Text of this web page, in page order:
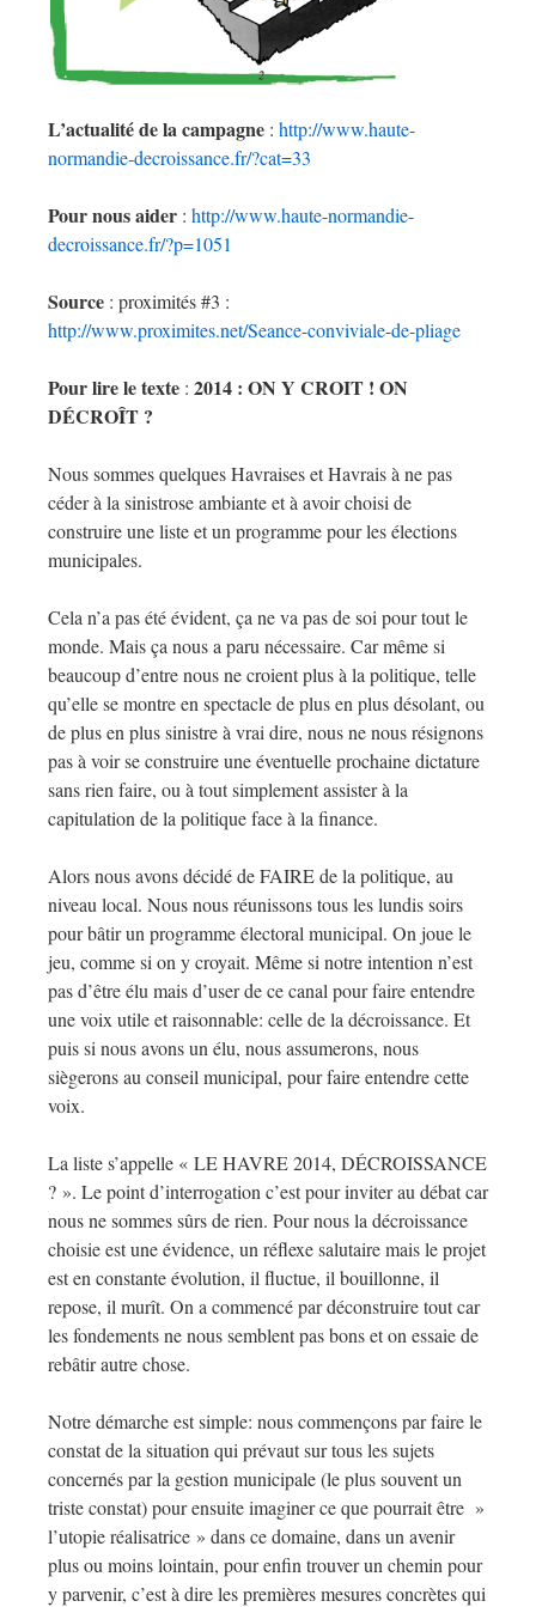
L’actualité de la campagne : http://www.haute-
normandie-decroissance.fr/?cat=33
Pour nous aider : http://www.haute-normandie-
decroissance.fr/?p=1051
Source : proximités #3 :
http://www.proximites.net/Seance-conviviale-de-pliage
Pour lire le texte : 2014 : ON Y CROIT ! ON
DÉCROÎT ?
Nous sommes quelques Havraises et Havrais à ne pas
céder à la sinistrose ambiante et à avoir choisi de
construire une liste et un programme pour les élections
municipales.
Cela n’a pas été évident, ça ne va pas de soi pour tout le
monde. Mais ça nous a paru nécessaire. Car même si
beaucoup d’entre nous ne croient plus à la politique, telle
qu’elle se montre en spectacle de plus en plus désolant, ou
de plus en plus sinistre à vrai dire, nous ne nous résignons
pas à voir se construire une éventuelle prochaine dictature
sans rien faire, ou à tout simplement assister à la
capitulation de la politique face à la finance.
Alors nous avons décidé de FAIRE de la politique, au
niveau local. Nous nous réunissons tous les lundis soirs
pour bâtir un programme électoral municipal. On joue le
jeu, comme si on y croyait. Même si notre intention n’est
pas d’être élu mais d’user de ce canal pour faire entendre
une voix utile et raisonnable: celle de la décroissance. Et
puis si nous avons un élu, nous assumerons, nous
siègerons au conseil municipal, pour faire entendre cette
voix.
La liste s’appelle « LE HAVRE 2014, DÉCROISSANCE
? ». Le point d’interrogation c’est pour inviter au débat car
nous ne sommes sûrs de rien. Pour nous la décroissance
choisie est une évidence, un réflexe salutaire mais le projet
est en constante évolution, il fluctue, il bouillonne, il
repose, il murît. On a commencé par déconstruire tout car
les fondements ne nous semblent pas bons et on essaie de
rebâtir autre chose.
Notre démarche est simple: nous commençons par faire le
constat de la situation qui prévaut sur tous les sujets
concernés par la gestion municipale (le plus souvent un
triste constat) pour ensuite imaginer ce que pourrait être »
l’utopie réalisatrice » dans ce domaine, dans un avenir
plus ou moins lointain, pour enfin trouver un chemin pour
y parvenir, c’est à dire les premières mesures concrètes qui